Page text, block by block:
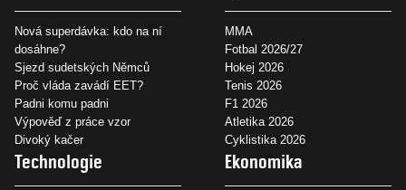
Nová superdávka: kdo na ní
dosáhne?
Sjezd sudetských Němců
Proč vláda zavádí EET?
Padni komu padni
Výpověď z práce vzor
Divoký kačer
MMA
Fotbal 2026/27
Hokej 2026
Tenis 2026
F1 2026
Atletika 2026
Cyklistika 2026
Technologie Ekonomika